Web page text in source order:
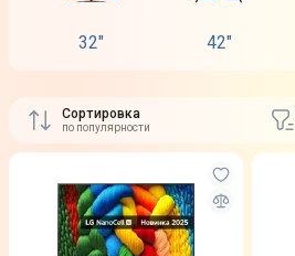
32" 42"
Сортировка
по популярности